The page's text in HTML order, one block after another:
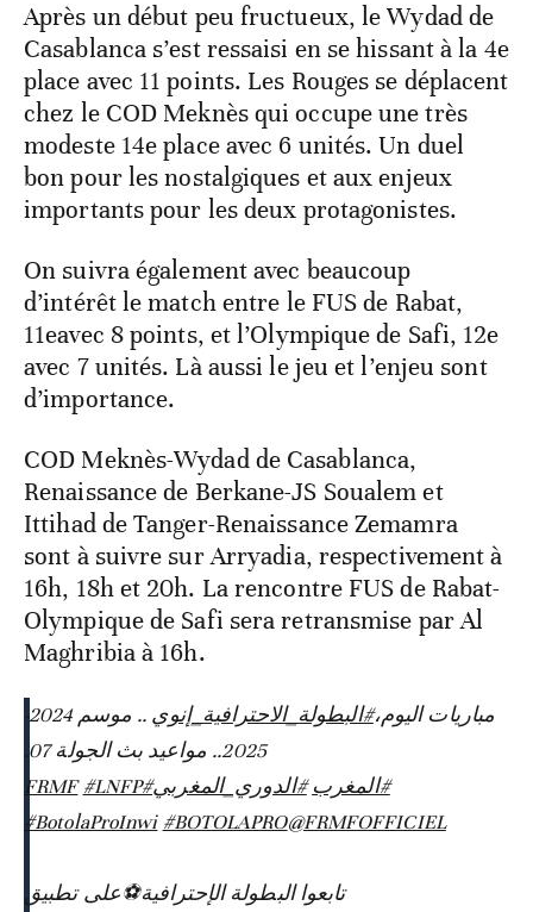
Après un début peu fructueux, le Wydad de
Casablanca s’est ressaisi en se hissant à la 4e
place avec 11 points. Les Rouges se déplacent
chez le COD Meknès qui occupe une très
modeste 14e place avec 6 unités. Un duel
bon pour les nostalgiques et aux enjeux
importants pour les deux protagonistes.
On suivra également avec beaucoup
d’intérêt le match entre le FUS de Rabat,
11eavec 8 points, et l’Olympique de Safi, 12e
avec 7 unités. Là aussi le jeu et l’enjeu sont
d’importance.
COD Meknès-Wydad de Casablanca,
Renaissance de Berkane-JS Soualem et
Ittihad de Tanger-Renaissance Zemamra
sont à suivre sur Arryadia, respectivement à
16h, 18h et 20h. La rencontre FUS de Rabat-
Olympique de Safi sera retransmise par Al
Maghribia à 16h.
مباريات اليوم،#البطولة_الاحترافية_إنوي
2025..⁩ مواعيد بث الجولة 07.
#المغرب⁩ ⁧#الدوري_المغربي#FRMF
#LNFP
#BotolaProInwi #BOTOLAPRO@FRMFOFFICIEL
تابعوا البطولة الإحترافية⚽️على تطبيق